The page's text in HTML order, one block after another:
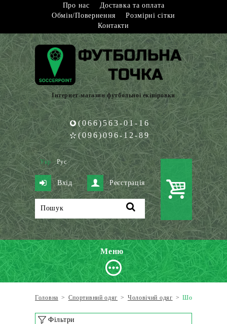
Про нас
Доставка та оплата
Обмін/Повернення
Розмірні сітки
Контакти
Інтернет-магазин футбольної екіпіровки
(066)563-01-16
(096)096-12-89
Укр Рус
Вхід Реєстрація
Меню
Головна > Спортивний одяг > Чоловічий одяг > Шорти
Фільтри